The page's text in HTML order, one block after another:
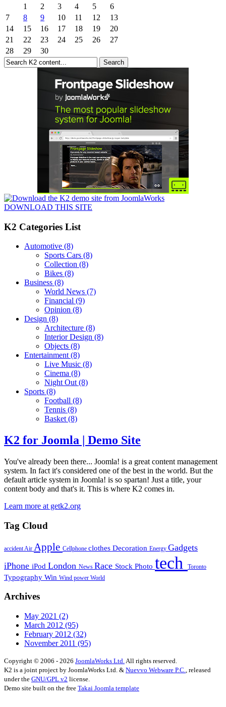
1
2 3 4 5
6
7
8 9 10 11 12
13
14
15 16 17 18 19
20
21
22 23 24 25 26
27
28
29 30
DOWNLOAD THIS SITE
K2 Categories List
Automotive (8)
Sports Cars (8)
Collection (8)
Bikes (8)
Business (8)
World News (7)
Financial (9)
Opinion (8)
Design (8)
Architecture (8)
Interior Design (8)
Objects (8)
Entertainment (8)
Live Music (8)
Cinema (8)
Night Out (8)
Sports (8)
Football (8)
Tennis (8)
Basket (8)
K2 for Joomla | Demo Site
You've already been there... Joomla! is a great content management
system. In fact it's considered one of the best in the world. But the
default article system in Joomla! is so spartan! Just a title, your
content body and that's it. This is where K2 comes in.
Learn more at getk2.org
Tag Cloud
accident Air Apple Cellphone clothes Decoration Energy Gadgets
iPhone iPod London News Race Stock Photo tech Toronto
Typography Win Wind power World
Archives
May 2021 (2)
March 2012 (95)
February 2012 (32)
November 2011 (95)
Copyright © 2006 - 2026 JoomlaWorks Ltd.All rights reserved.
K2 is a joint project by JoomlaWorks Ltd. & Nuevvo Webware P.C., released
under the GNU/GPL v2 license.
Demo site built on the free Takai Joomla template